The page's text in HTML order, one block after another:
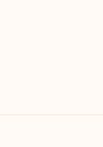
1 fingerbøl, 1
pink, hvid,